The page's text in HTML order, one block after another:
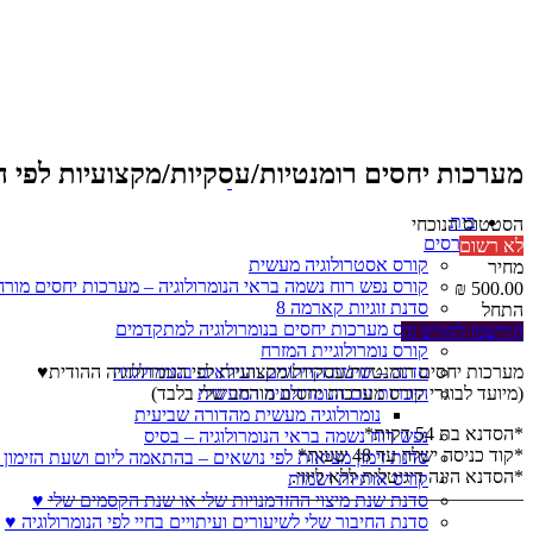
בית
קורסים
קורס אסטרולוגיה מעשית
קורס נפש רוח נשמה בראי הנומרולוגיה – מערכות יחסים
סדנת זוגיות קארמה 8
קורס מערכות יחסים בנומרולוגיה למתקדמים
קורס נומרולוגיית המזרח
סדנה – שיטת הדילוגים והגילאים בנומרולוגיה
היכרות עם הנומרולוגיה המעשית
נומרולוגיה מעשית מהדורה שביעית
נפש רוח נשמה בראי הנומרולוגיה – בסיס
סדנת זימון מציאות לפי נושאים – בהתאמה ליום ושעת
קורס אותיות ושמות
סדנת שנת מיצוי ההזדמנויות שלי או שנת הקסמים שלי ♥
סדנת החיבור שלי לשיעורים ועיתויים בחיי לפי הנומרולוגיה ♥
מערכות יחסים רומנטיות/עסקיות/מקצועיות לפי
הסטטוס הנוכחי
לא רשום
מחיר
התחל
הירשמו לקורס זה
מערכות יחסים רומנטיות/עסקיות/מקצועיות לפי הנומרולוגיה ההודית♥
(מיועד לבוגרי קורס מערכות יחסים מורחב שלי בלבד)
*הסדנא בת 54 דקות*
*קוד כניסה ישלח עד 48 שעות*
*הסדנא הינה דיגיטלית ללא ליווי.
—————————————————————————